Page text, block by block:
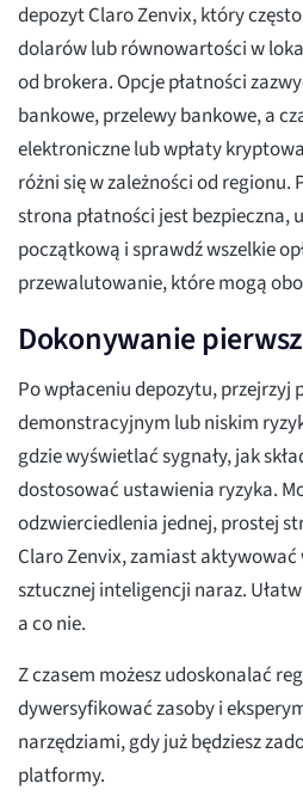
depozyt Claro Zenvix, który
dolarów lub równowartości w
od brokera. Opcje płatności
bankowe, przelewy bankowe, a
elektroniczne lub wpłaty
różni się w zależności od regionu.
strona płatności jest
początkową i sprawdź wszelkie
przewalutowanie, które mogą
Dokonywanie
Po wpłaceniu depozytu, przejrzyj
demonstracyjnym lub niskim
gdzie wyświetlać sygnały, jak
dostosować ustawienia ryzyka.
odzwierciedlenia jednej, prostej
Claro Zenvix, zamiast
sztucznej inteligencji naraz.
a co nie.
Z czasem możesz udoskonalać
dywersyfikować zasoby i
narzędziami, gdy już będziesz
platformy.